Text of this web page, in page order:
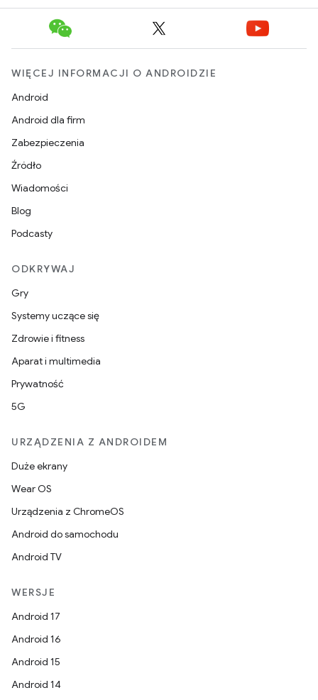
WIĘCEJ INFORMACJI O ANDROIDZIE
Android
Android dla firm
Zabezpieczenia
Źródło
Wiadomości
Blog
Podcasty
ODKRYWAJ
Gry
Systemy uczące się
Zdrowie i fitness
Aparat i multimedia
Prywatność
5G
URZĄDZENIA Z ANDROIDEM
Duże ekrany
Wear OS
Urządzenia z ChromeOS
Android do samochodu
Android TV
WERSJE
Android 17
Android 16
Android 15
Android 14